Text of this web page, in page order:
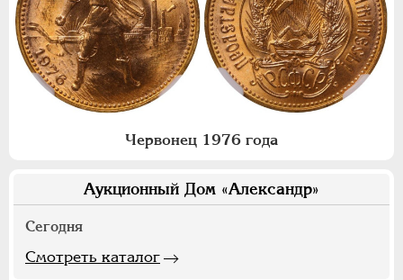
Червонец 1976 года
Аукционный Дом «Александр»
Сегодня
Смотреть каталог